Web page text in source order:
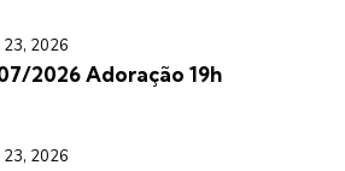
2026
2026 Adoração 19h
2026